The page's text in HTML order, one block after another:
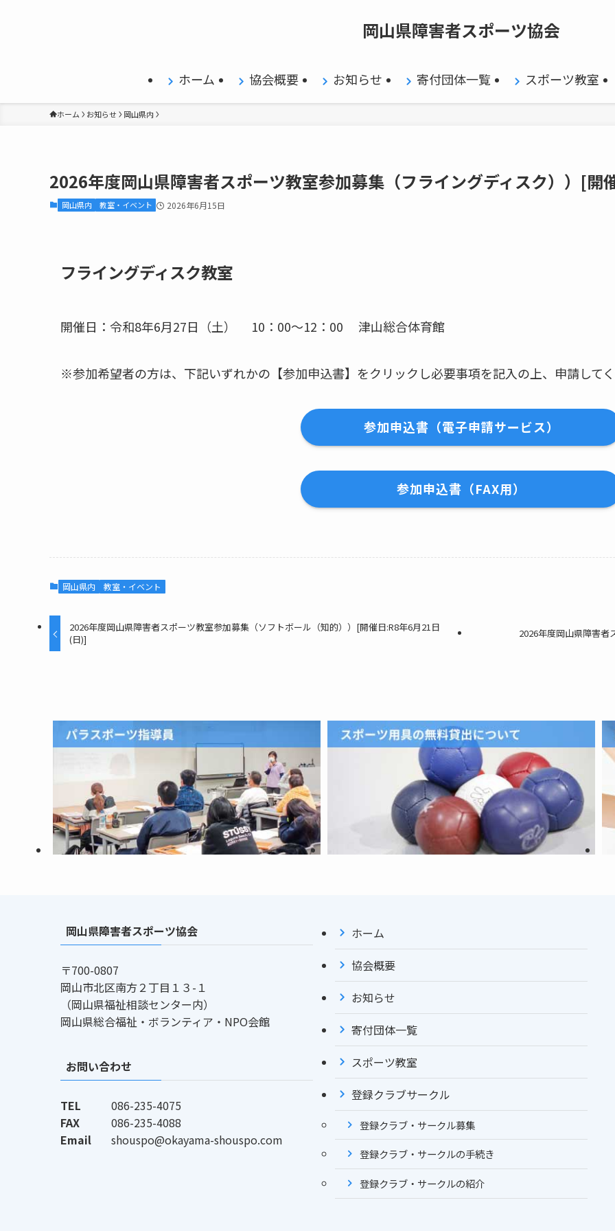
岡山県障害者スポーツ協会
ホーム 協会概要 お知らせ 寄付団体一覧 スポーツ教室
ホーム お知らせ 岡山県内
2026年度岡山県障害者スポーツ教室参加募集（フライングディスク））[開
岡山県内 教室・イベント 2026年6月15日
フライングディスク教室
開催日：令和8年6月27日（土） 10：00～12：00 津山総合体育館
※参加希望者の方は、下記いずれかの【参加申込書】をクリックし必要事項を記入の上、申請してく
参加申込書（電子申請サービス）
参加申込書（FAX用）
岡山県内 教室・イベント
2026年度岡山県障害者スポーツ教室参加募集（ソフトボール（知的））[開催日:R8年6月21日
(日)]
2026年度岡山県障害者
岡山県障害者スポーツ協会
〒700-0807
岡山市北区南方２丁目１３-１
（岡山県福祉相談センター内）
岡山県総合福祉・ボランティア・NPO会館
お問い合わせ
TEL
086-235-4075
FAX
086-235-4088
Email
shouspo@okayama-shouspo.com
ホーム
協会概要
お知らせ
寄付団体一覧
スポーツ教室
登録クラブサークル
登録クラブ・サークル募集
登録クラブ・サークルの手続き
登録クラブ・サークルの紹介